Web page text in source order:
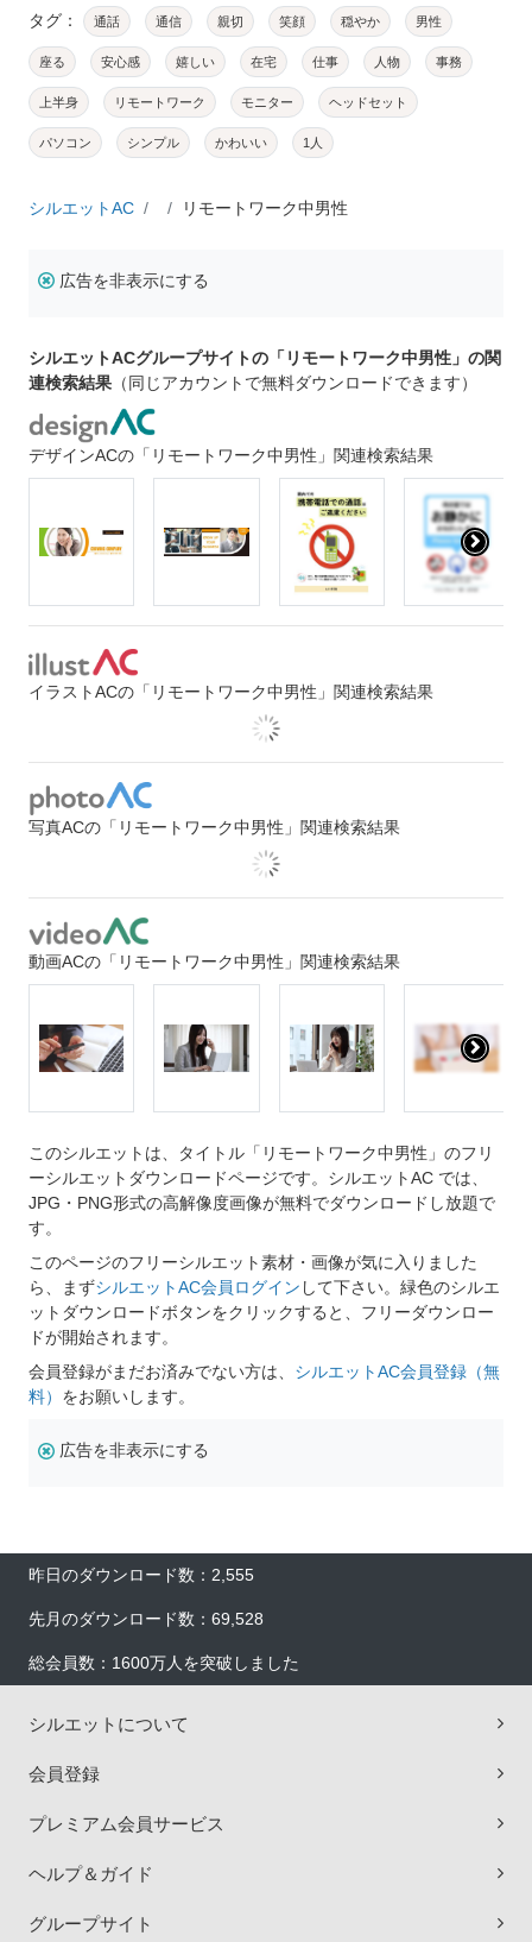
タグ： 通話 通信 親切 笑顔 穏やか 男性
座る 安心感 嬉しい 在宅 仕事 人物 事務
上半身 リモートワーク モニター ヘッドセット
パソコン シンプル かわいい 1人
シルエットAC リモートワーク中男性
広告を非表示にする
シルエットACグループサイトの「リモートワーク中男性」の関
連検索結果 （同じアカウントで無料ダウンロードできます）
デザインACの「リモートワーク中男性」関連検索結果
イラストACの「リモートワーク中男性」関連検索結果
写真ACの「リモートワーク中男性」関連検索結果
動画ACの「リモートワーク中男性」関連検索結果
このシルエットは、タイトル「リモートワーク中男性」のフリ
ーシルエットダウンロードページです。シルエットAC では、
JPG・PNG形式の高解像度画像が無料でダウンロードし放題で
す。
このページのフリーシルエット素材・画像が気に入りました
ら、まずシルエットAC会員ログイン して下さい。緑色のシルエ
ットダウンロードボタンをクリックすると、フリーダウンロー
ドが開始されます。
会員登録がまだお済みでない方は、 シルエットAC会員登録（無
料） をお願いします。
広告を非表示にする
昨日のダウンロード数：2,555
先月のダウンロード数：69,528
総会員数：1600万人を突破しました
シルエットについて
会員登録
プレミアム会員サービス
ヘルプ＆ガイド
グループサイト